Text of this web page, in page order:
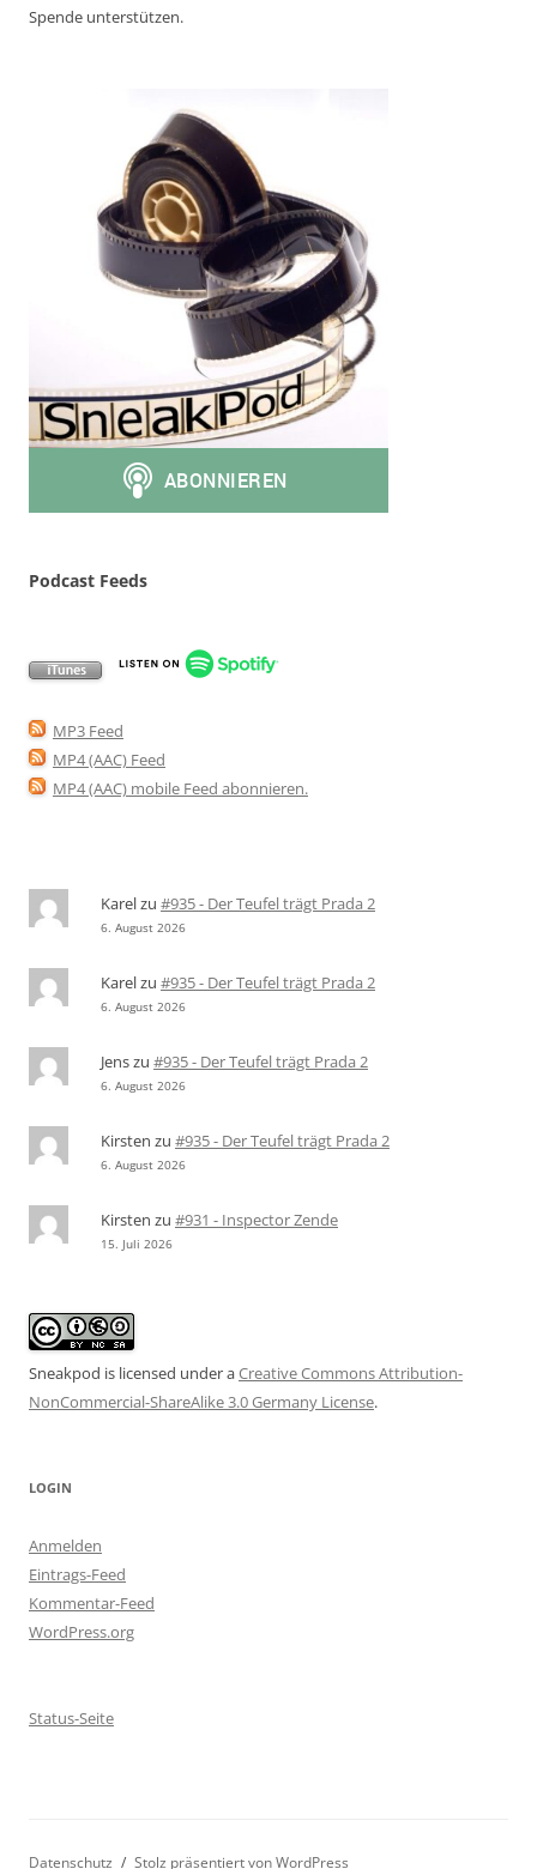
Spende unterstützen.
Podcast Feeds
MP3 Feed
MP4 (AAC) Feed
MP4 (AAC) mobile Feed abonnieren.
Karelzu #935 - Der Teufel trägt Prada 2
6. August 2026
Karelzu #935 - Der Teufel trägt Prada 2
6. August 2026
Jenszu #935 - Der Teufel trägt Prada 2
6. August 2026
Kirsten zu #935 - Der Teufel trägt Prada 2
6. August 2026
Kirsten zu #931 - Inspector Zende
15. Juli 2026
Sneakpod is licensed under aCreative Commons Attribution-
NonCommercial-ShareAlike 3.0 Germany License.
LOGIN
Anmelden
Eintrags-Feed
Kommentar-Feed
WordPress.org
Status-Seite
Datenschutz Stolz präsentiert von WordPress